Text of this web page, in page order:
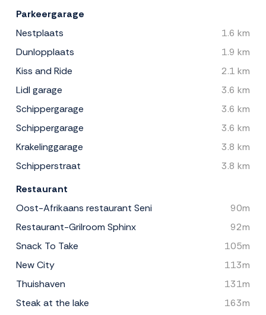
Parkeergarage
Nestplaats
1.6 km
Dunlopplaats
1.9 km
Kiss and Ride
2.1 km
Lidl garage
3.6 km
Schippergarage
3.6 km
Schippergarage
3.6 km
Krakelinggarage
3.8 km
Schipperstraat
3.8 km
Restaurant
Oost-Afrikaans restaurant Seni
90m
Restaurant-Grilroom Sphinx
92m
Snack To Take
105m
New City
113m
Thuishaven
131m
Steak at the lake
163m